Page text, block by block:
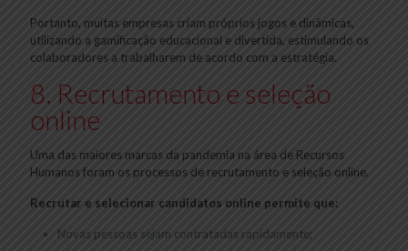
Portanto, muitas empresas criam próprios jogos e dinâmicas,
utilizando a gamificação educacional e divertida, estimulando os
colaboradores a trabalharem de acordo com a estratégia.
8. Recrutamento e seleção
online
Uma das maiores marcas da pandemia na área de Recursos
Humanos foram os processos de recrutamento e seleção online.
Recrutar e selecionar candidatos online permite que:
Novas pessoas sejam contratadas rapidamente;